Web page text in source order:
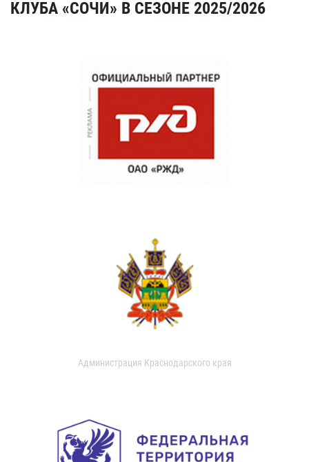
КЛУБА «СОЧИ» В СЕЗОНЕ 2025/2026
Администрация Краснодарского края